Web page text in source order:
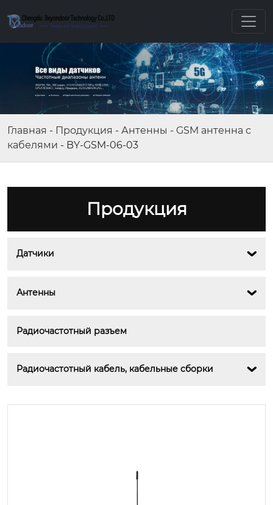
Главная - Продукция - Антенны - GSM антенна с
кабелями - BY-GSM-06-03
Продукция
Датчики 
Антенны 
Радиочастотный разъем
Радиочастотный кабель, кабельные сборки 